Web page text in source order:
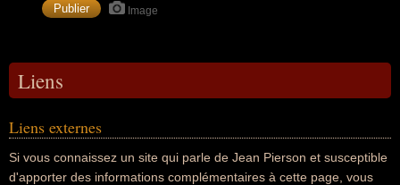
Image
Liens
Liens externes
Si vous connaissez un site qui parle de Jean Pierson et susceptible
d'apporter des informations complémentaires à cette page, vous